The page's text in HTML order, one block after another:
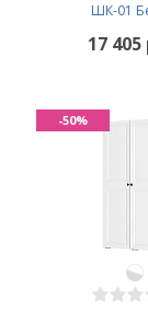
ШК-01
17 405
-50%